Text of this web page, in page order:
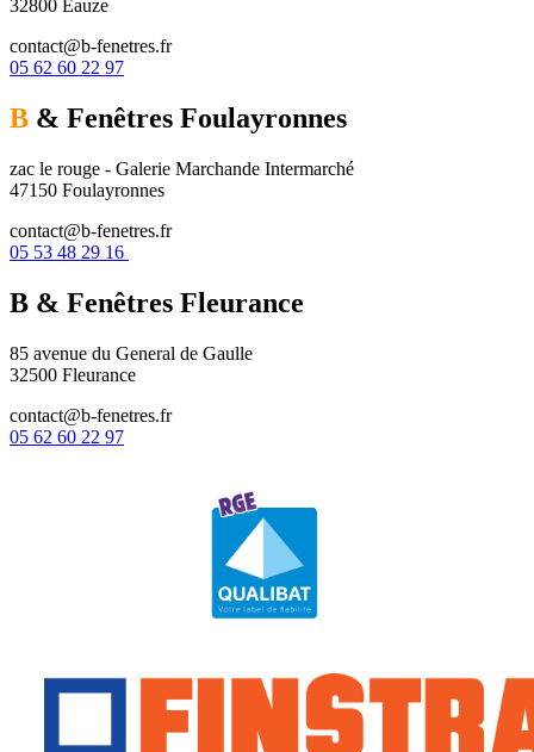
32800 Eauze
contact@b-fenetres.fr
05 62 60 22 97
B & Fenêtres Foulayronnes
zac le rouge - Galerie Marchande Intermarché
47150 Foulayronnes
contact@b-fenetres.fr
05 53 48 29 16
B & Fenêtres Fleurance
85 avenue du General de Gaulle
32500 Fleurance
contact@b-fenetres.fr
05 62 60 22 97